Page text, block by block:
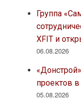
Группа
XFIT и
06.08.2026
проектов
05.08.2026